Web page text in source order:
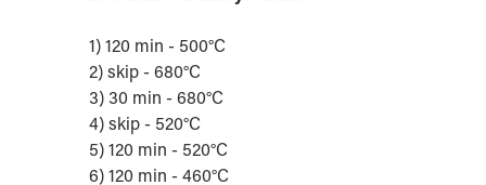
1) 120 min - 500°C
2) skip - 680°C
3) 30 min - 680°C
4) skip - 520°C
5) 120 min - 520°C
6) 120 min - 460°C